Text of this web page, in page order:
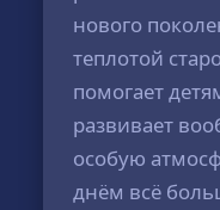
нового
теплотой
помогает
развивает
особую
днём всё